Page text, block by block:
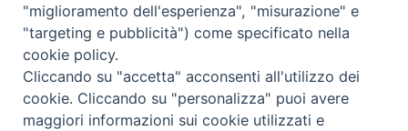
Riproduzione solo con permesso.
Tutti i diritti sono riservati.
"miglioramento dell'esperienza", "misurazione" e
"targeting e pubblicità") come specificato nella
cookie policy.
Cliccando su "accetta" acconsenti all'utilizzo dei
cookie. Cliccando su "personalizza" puoi avere
maggiori informazioni sui cookie utilizzati e